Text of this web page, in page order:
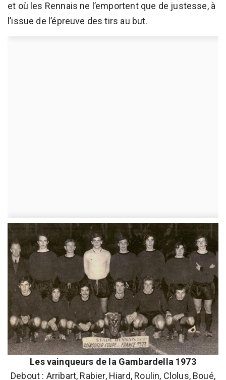
et où les Rennais ne l’emportent que de justesse, à
l’issue de l’épreuve des tirs au but.
Les vainqueurs de la Gambardella 1973
Debout : Arribart, Rabier, Hiard, Roulin, Clolus, Boué,